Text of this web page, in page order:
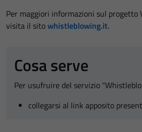
Per maggiori informazioni sul progetto
visita il sitowhistleblowing.it.
Cosa serve
Per usufruire del servizio
collegarsi al link apposito